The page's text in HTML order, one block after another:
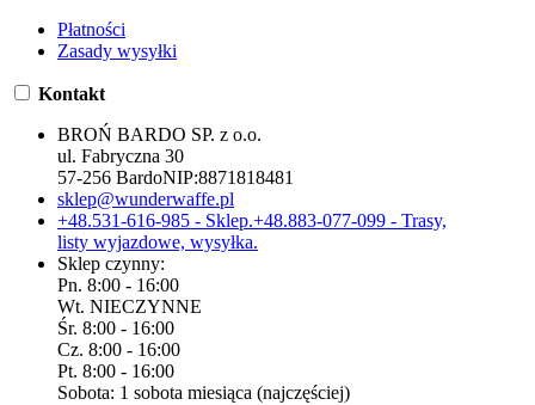
Płatności
Zasady wysyłki
Kontakt
BROŃ BARDO SP. z o.o.
ul. Fabryczna 30
57-256 BardoNIP:8871818481
sklep@wunderwaffe.pl
+48.531-616-985 - Sklep.+48.883-077-099 - Trasy,
listy wyjazdowe, wysyłka.
Sklep czynny:
Pn. 8:00 - 16:00
Wt. NIECZYNNE
Śr. 8:00 - 16:00
Cz. 8:00 - 16:00
Pt. 8:00 - 16:00
Sobota: 1 sobota miesiąca (najczęściej)